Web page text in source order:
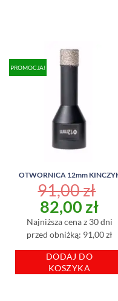
PROMOCJA!
OTWORNICA 12mm
91,00zł
Pierwotna
cena
wynosiła:
91,00 zł.
82,00 zł
Najniższa cena z 30 dni
przed obniżką: 91,00 zł
DODAJ DO
KOSZYKA